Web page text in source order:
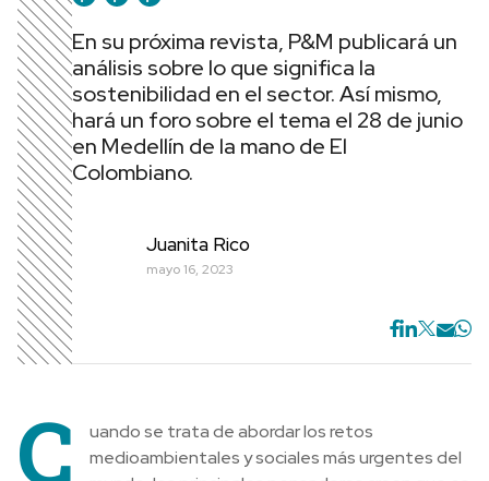
En su próxima revista, P&M publicará un
análisis sobre lo que significa la
sostenibilidad en el sector. Así mismo,
hará un foro sobre el tema el 28 de junio
en Medellín de la mano de El
Colombiano.
Juanita Rico
mayo 16, 2023
C
uando se trata de abordar los retos
medioambientales y sociales más urgentes del